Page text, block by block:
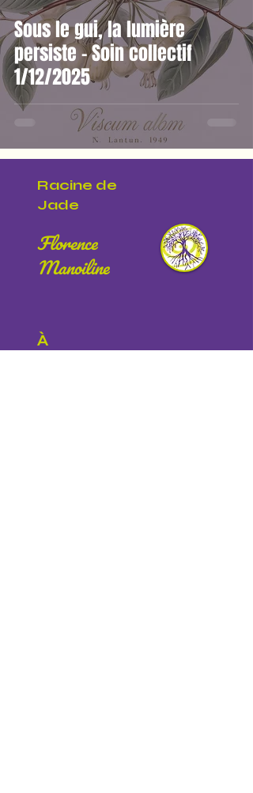
Sous le gui, la lumière
persiste - Soin collectif
1/12/2025
Racine de
Jade
Florence
Manoiline
À